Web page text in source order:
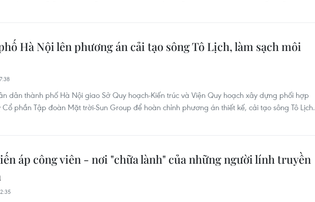
Hà Nội lên phương án cải tạo sông Tô Lịch, làm sạch môi
dân thành phố Hà Nội giao Sở Quy hoạch-Kiến trúc và Viện Quy hoạch xây dựng phối hợp
phần Tập đoàn Mặt trời-Sun Group để hoàn chỉnh phương án thiết kế, cải tạo sông Tô Lịch.
áp công viên - nơi "chữa lành" của những người lính truyền